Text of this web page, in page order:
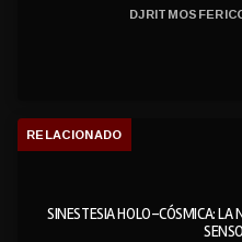
RELACIONADO
SINESTESIA HOLO-CÓSMICA: LA